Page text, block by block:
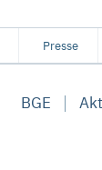
Presse
BGE